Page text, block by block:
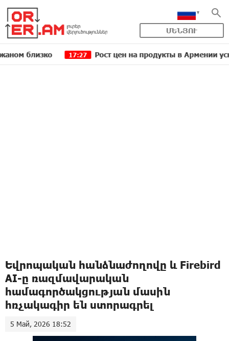
ՄԵՆՅՈՒ
17:27 Рост цен на продукты в Армении
Եվրոպական հանձնաժողովը և Firebird
AI-ը ռազմավարական
համագործակցության մասին
հռչակագիր են ստորագրել
5 Май, 2026 18:52